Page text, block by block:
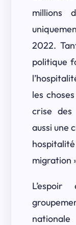
millions
2022.
politique
les
crise des
aussi une
migration